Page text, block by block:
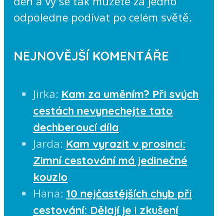
odpoledne podívat po celém světě.
NEJNOVĚJŠÍ KOMENTÁŘE
Jirka: Kam za uměním? Při svých
cestách nevynechejte tato
dechberoucí díla
Jarda: Kam vyrazit v prosinci:
Zimní cestování má jedinečné
kouzlo
Hana: 10 nejčastějších chyb při
cestování: Dělají je i zkušení